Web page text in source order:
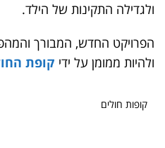
ולגדילה התקינות של הילד.
הפרויקט החדש, המבורך
ולהיות ממומן על ידי קופת
קופות חולים